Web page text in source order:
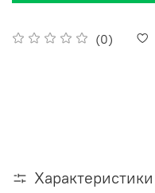
(0)
Характеристики